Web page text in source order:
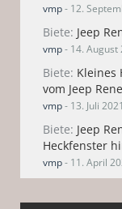
vmp- 12.
Biete Jeep
vmp- 14. August
Biete ​Kleines
vom Jeep
vmp- 13. Juli 2021
Biete Jeep
Heckfenster
vmp- 11. April